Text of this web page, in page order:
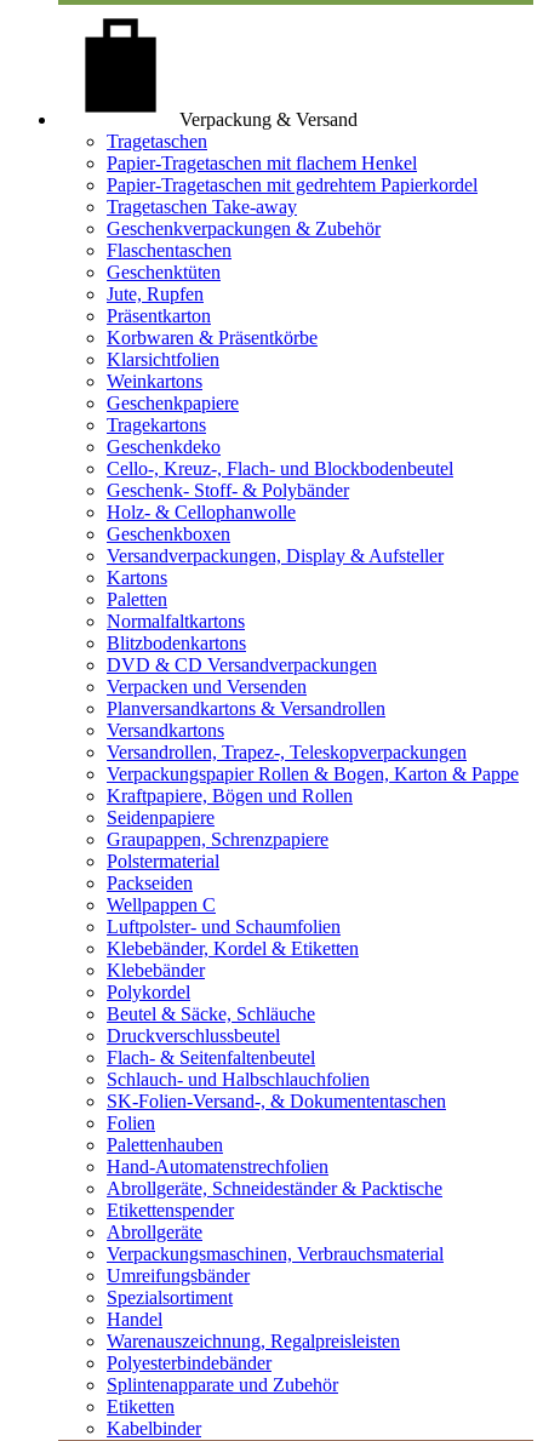
Verpackung & Versand
Tragetaschen
Papier-Tragetaschen mit flachem Henkel
Papier-Tragetaschen mit gedrehtem Papierkordel
Tragetaschen Take-away
Geschenkverpackungen & Zubehör
Flaschentaschen
Geschenktüten
Jute, Rupfen
Präsentkarton
Korbwaren & Präsentkörbe
Klarsichtfolien
Weinkartons
Geschenkpapiere
Tragekartons
Geschenkdeko
Cello-, Kreuz-, Flach- und Blockbodenbeutel
Geschenk- Stoff- & Polybänder
Holz- & Cellophanwolle
Geschenkboxen
Versandverpackungen, Display & Aufsteller
Kartons
Paletten
Normalfaltkartons
Blitzbodenkartons
DVD & CD Versandverpackungen
Verpacken und Versenden
Planversandkartons & Versandrollen
Versandkartons
Versandrollen, Trapez-, Teleskopverpackungen
Verpackungspapier Rollen & Bogen, Karton & Pappe
Kraftpapiere, Bögen und Rollen
Seidenpapiere
Graupappen, Schrenzpapiere
Polstermaterial
Packseiden
Wellpappen C
Luftpolster- und Schaumfolien
Klebebänder, Kordel & Etiketten
Klebebänder
Polykordel
Beutel & Säcke, Schläuche
Druckverschlussbeutel
Flach- & Seitenfaltenbeutel
Schlauch- und Halbschlauchfolien
SK-Folien-Versand-, & Dokumententaschen
Folien
Palettenhauben
Hand-Automatenstrechfolien
Abrollgeräte, Schneideständer & Packtische
Etikettenspender
Abrollgeräte
Verpackungsmaschinen, Verbrauchsmaterial
Umreifungsbänder
Spezialsortiment
Handel
Warenauszeichnung, Regalpreisleisten
Polyesterbindebänder
Splintenapparate und Zubehör
Etiketten
Kabelbinder